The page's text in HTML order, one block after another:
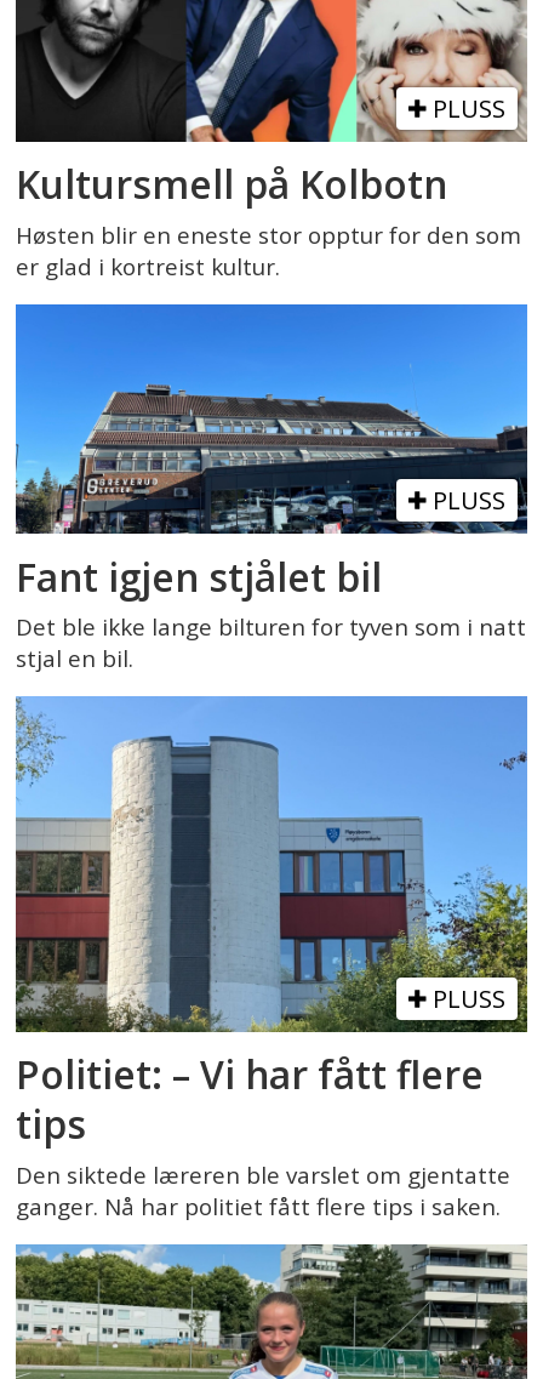
PLUSS
Kultursmell på Kolbotn
Høsten blir en eneste stor opptur for den som
er glad i kortreist kultur.
PLUSS
Fant igjen stjålet bil
Det ble ikke lange bilturen for tyven som i natt
stjal en bil.
PLUSS
Politiet: – Vi har fått flere
tips
Den siktede læreren ble varslet om gjentatte
ganger. Nå har politiet fått flere tips i saken.